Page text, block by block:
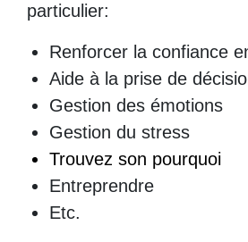
particulier:
Renforcer la confiance
Aide à la prise de
Gestion des émotions
Gestion du stress
Trouvez son pourquoi
Entreprendre
Etc.